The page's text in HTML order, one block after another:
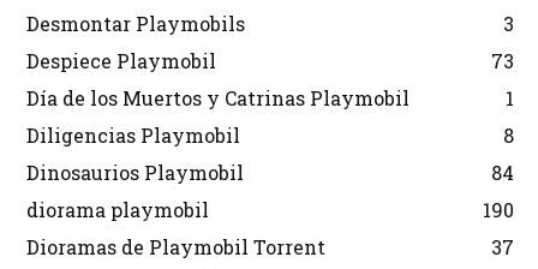
Desmontar Playmobils
3
Despiece Playmobil
73
Día de los Muertos y Catrinas Playmobil
1
Diligencias Playmobil
8
Dinosaurios Playmobil
84
diorama playmobil
190
Dioramas de Playmobil Torrent
37